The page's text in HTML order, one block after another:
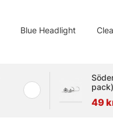
Blue Headlight
49